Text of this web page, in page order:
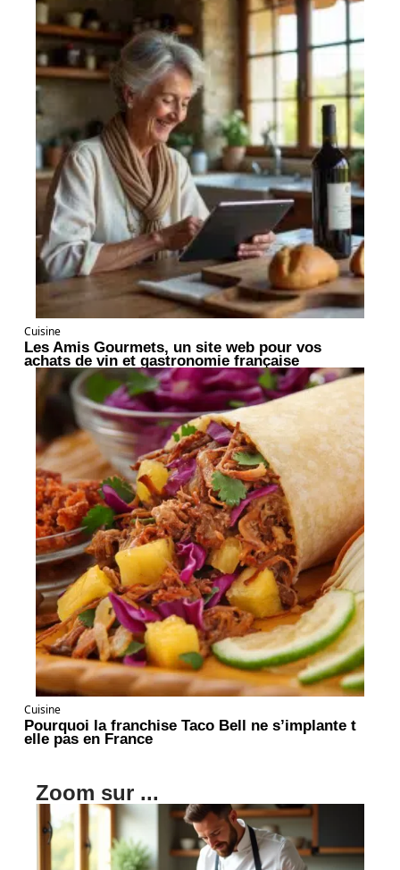
Cuisine
Les Amis Gourmets, un site web pour vos
achats de vin et gastronomie française
Cuisine
Pourquoi la franchise Taco Bell ne s’implante t
elle pas en France
Zoom sur ...